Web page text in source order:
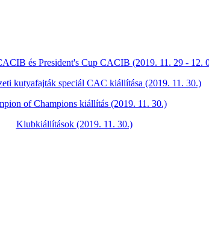
és President's Cup CACIB (2019. 11. 29 - 12.
kutyafajták speciál CAC kiállítása (2019. 11. 30.)
of Champions kiállítás (2019. 11. 30.)
Klubkiállítások (2019. 11. 30.)